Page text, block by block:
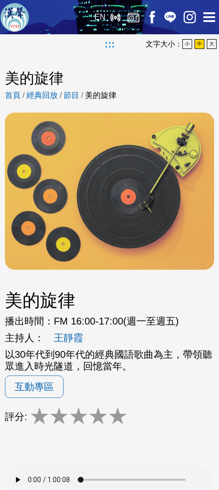
EN
::: 文字大小： 小 中 大
美的旋律
首頁 /經典回放 /節目 / 美的旋律
美的旋律
播出時間： FM 16:00-17:00(週一至週五)
主持人：
王靜霞
以30年代到90年代的經典國語歌曲為主，帶領聽
眾進入時光隧道，回憶當年。
互動專區
評分: ★★★★★